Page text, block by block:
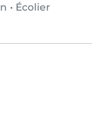
• Écolier